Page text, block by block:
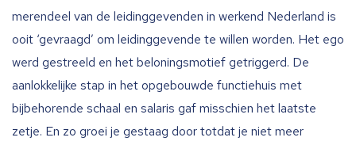
merendeel van de leidinggevenden in werkend Nederland is
ooit ‘gevraagd’ om leidinggevende te willen worden. Het ego
werd gestreeld en het beloningsmotief getriggerd. De
aanlokkelijke stap in het opgebouwde functiehuis met
bijbehorende schaal en salaris gaf misschien het laatste
zetje. En zo groei je gestaag door totdat je niet meer